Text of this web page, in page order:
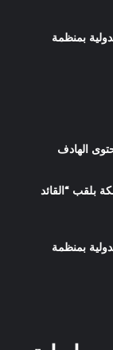
بمنظمة
الهادف
بلقب “القائد
بمنظمة